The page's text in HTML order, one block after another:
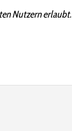
Nutzern erlaubt.